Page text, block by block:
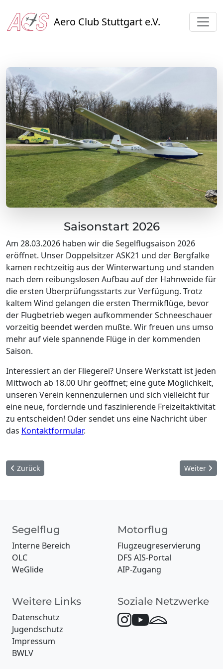
Aero Club Stuttgart e.V.
Saisonstart 2026
Am 28.03.2026 haben wir die Segelflugsaison 2026
eröffnet. Unser Doppelsitzer ASK21 und der Bergfalke
kamen rechtzeitig aus der Winterwartung und standen
nach dem reibungslosen Aufbau auf der Hahnweide für
die ersten Überprüfungsstarts zur Verfügung. Trotz
kaltem Wind gelangen die ersten Thermikflüge, bevor
der Flugbetrieb wegen aufkommender Schneeschauer
vorzeitig beendet werden mußte. Wir freuen uns umso
mehr auf viele spannende Flüge in der kommenden
Saison.
Interessiert an der Fliegerei? Unsere Werkstatt ist jeden
Mittwoch ab 18.00 Uhr geöffnet; eine gute Möglichkeit,
unseren Verein kennenzulernen und sich vielleicht für
eine neue, fordernde und faszinierende Freizeitaktivität
zu entscheiden! Oder sendet uns eine Nachricht über
das Kontaktformular.
Vorheriger Beitrag: Putzaktion 2026
Zurück Nächster
Weiter
Segelflug
Interne Bereich
OLC
WeGlide
Motorflug
Flugzeugreservierung
DFS AIS-Portal
AIP-Zugang
Weitere Links
Datenschutz
Jugendschutz
Impressum
BWLV
Soziale Netzwerke